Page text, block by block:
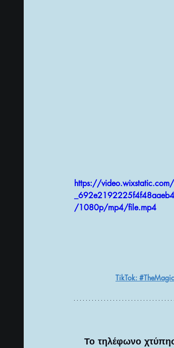
ΠΟΛΥΔΙΑΣΤΑΤΕΣ ΟΝΤΟΤΗΤΕΣ &
https://
/1080p/mp4/file.mp4
TikTok:
Το τηλέφωνο